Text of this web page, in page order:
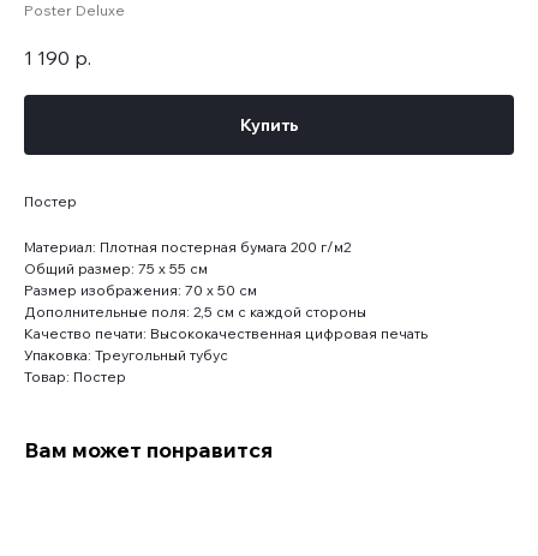
Poster Deluxe
1 190 р.
Купить
Постер
Материал: Плотная постерная бумага 200 г/м2
Общий размер: 75 x 55 см
Размер изображения: 70 x 50 см
Дополнительные поля: 2,5 см с каждой стороны
Качество печати: Высококачественная цифровая печать
Упаковка: Треугольный тубус
Товар: Постер
Вам может понравится